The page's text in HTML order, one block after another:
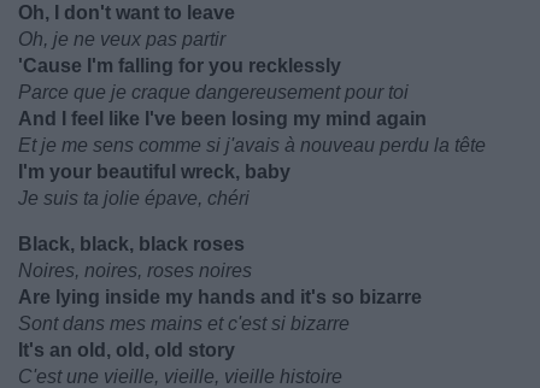
Oh, I don't want to leave
Oh, je ne veux pas partir
'Cause I'm falling for you recklessly
Parce que je craque dangereusement pour toi
And I feel like I've been losing my mind again
Et je me sens comme si j'avais à nouveau perdu la tête
I'm your beautiful wreck, baby
Je suis ta jolie épave, chéri
Black, black, black roses
Noires, noires, roses noires
Are lying inside my hands and it's so bizarre
Sont dans mes mains et c'est si bizarre
It's an old, old, old story
C'est une vieille, vieille, vieille histoire